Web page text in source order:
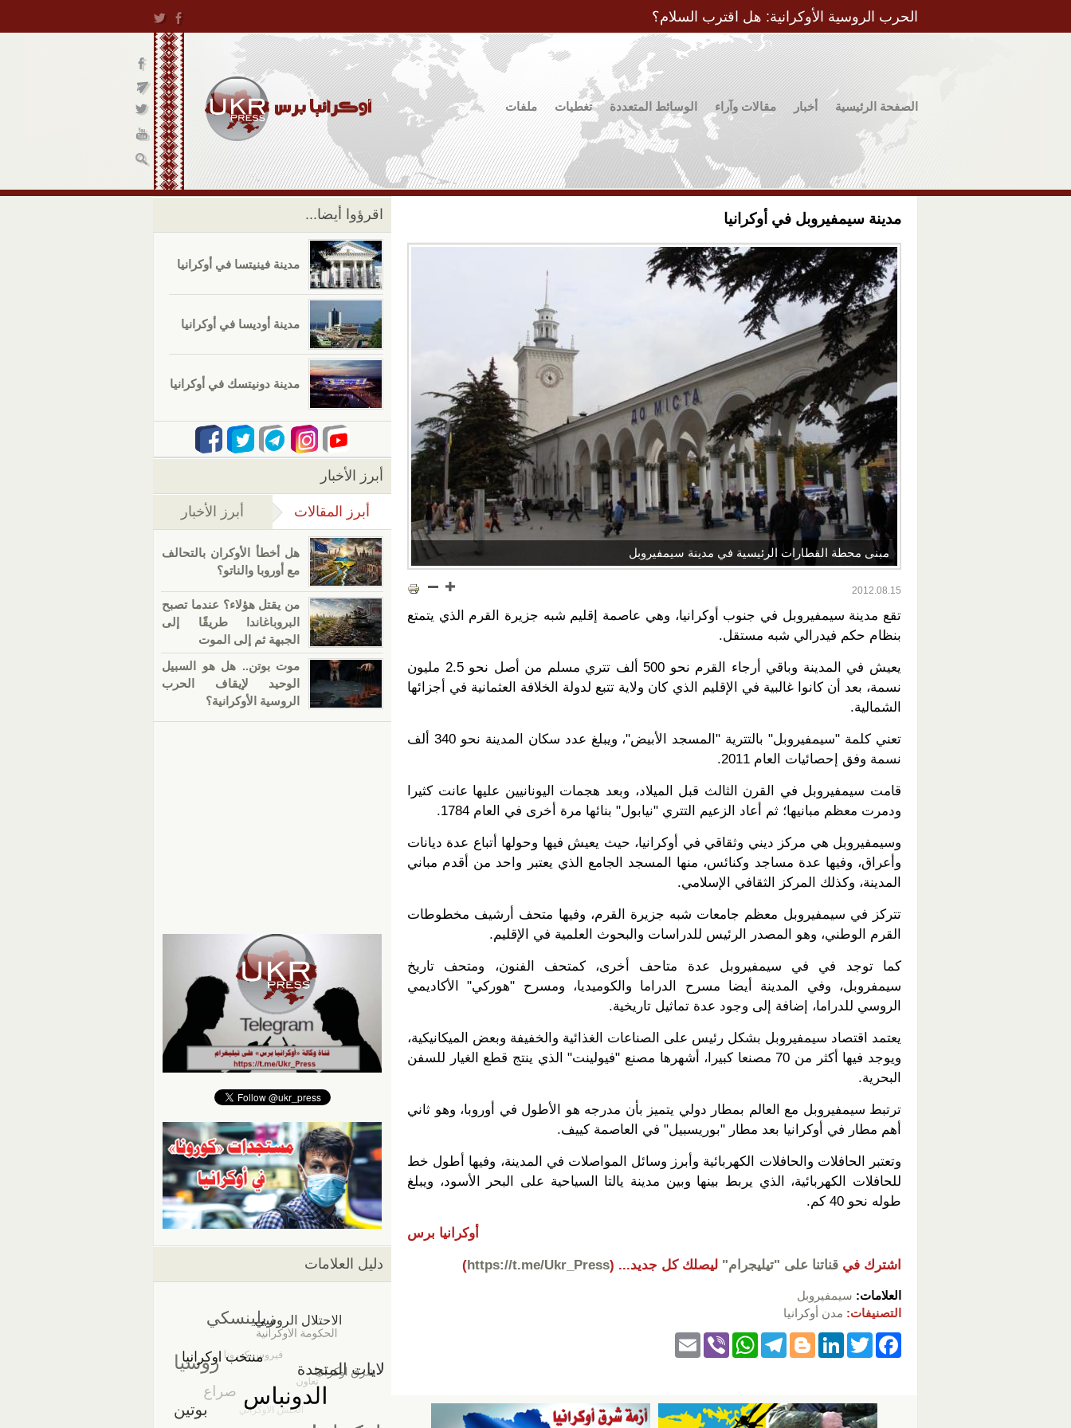
الحرب الروسية الأوكرانية: هل اقترب السلام؟
الصفحة الرئيسية أخبار مقالات وآراء الوسائط المتعددة تغطيات ملفات
مدينة سيمفيروبل في أوكرانيا
مبنى محطة القطارات الرئيسية في مدينة سيمفيروبل
2012.08.15
تقع مدينة سيمفيروبل في جنوب أوكرانيا، وهي عاصمة إقليم شبه جزيرة القرم الذي يتمتع
بنظام حكم فيدرالي شبه مستقل.
يعيش في المدينة وباقي أرجاء القرم نحو 500 ألف تتري مسلم من أصل نحو 2.5 مليون
نسمة، بعد أن كانوا غالبية في الإقليم الذي كان ولاية تتبع لدولة الخلافة العثمانية في أجزائها
الشمالية.
تعني كلمة "سيمفيروبل" بالتترية "المسجد الأبيض"، ويبلغ عدد سكان المدينة نحو 340 ألف
نسمة وفق إحصائيات العام 2011.
قامت سيمفيروبل في القرن الثالث قبل الميلاد، وبعد هجمات اليونانيين عليها عانت كثيرا
ودمرت معظم مبانيها؛ ثم أعاد الزعيم التتري "نيابول" بنائها مرة أخرى في العام 1784.
وسيمفيروبل هي مركز ديني وثقاقي في أوكرانيا، حيث يعيش فيها وحولها أتباع عدة ديانات
وأعراق، وفيها عدة مساجد وكنائس، منها المسجد الجامع الذي يعتبر واحد من أقدم مباني
المدينة، وكذلك المركز الثقافي الإسلامي.
تتركز في سيمفيروبل معظم جامعات شبه جزيرة القرم، وفيها متحف أرشيف مخطوطات
القرم الوطني، وهو المصدر الرئيس للدراسات والبحوث العلمية في الإقليم.
كما توجد في في سيمفيروبل عدة متاحف أخرى، كمتحف الفنون، ومتحف تاريخ
سيمفروبل، وفي المدينة أيضا مسرح الدراما والكوميديا، ومسرح "هوركي" الأكاديمي
الروسي للدراما، إضافة إلى وجود عدة تماثيل تاريخية.
يعتمد اقتصاد سيمفيروبل بشكل رئيس على الصناعات الغذائية والخفيفة وبعض الميكانيكية،
ويوجد فيها أكثر من 70 مصنعا كبيرا، أشهرها مصنع "فيولينت" الذي ينتج قطع الغيار للسفن
البحرية.
ترتبط سيمفيروبل مع العالم بمطار دولي يتميز بأن مدرجه هو الأطول في أوروبا، وهو ثاني
أهم مطار في أوكرانيا بعد مطار "بوريسبيل" في العاصمة كييف.
وتعتبر الحافلات والحافلات الكهربائية وأبرز وسائل المواصلات في المدينة، وفيها أطول خط
للحافلات الكهربائية، الذي يربط بينها وبين مدينة يالتا السياحية على البحر الأسود، ويبلغ
طوله نحو 40 كم.
أوكرانيا برس
اشترك في قناتنا على "تيليجرام" ليصلك كل جديد... (
https://t.me/Ukr_Press
)
العلامات: سيمفيروبل
التصنيفات: مدن أوكرانيا
F
e
T
er
Li
e
Bl
g
T
gr
W
s
Vi
اقرؤوا أيضا...
مدينة فينيتسا في أوكرانيا
مدينة أوديسا في أوكرانيا
مدينة دونيتسك في أوكرانيا
أبرز الأخبار
أبرز المقالات (علامة التبويب النشطة)
أبرز الأخبار
هل أخطأ الأوكران بالتحالف
مع أوروبا والناتو؟
من يقتل هؤلاء؟ عندما تصبح
البروباغاندا طريقًا إلى
الجبهة ثم إلى الموت
موت بوتن.. هل هو السبيل
الوحيد لإيقاف الحرب
الروسية الأوكرانية؟
دليل العلامات